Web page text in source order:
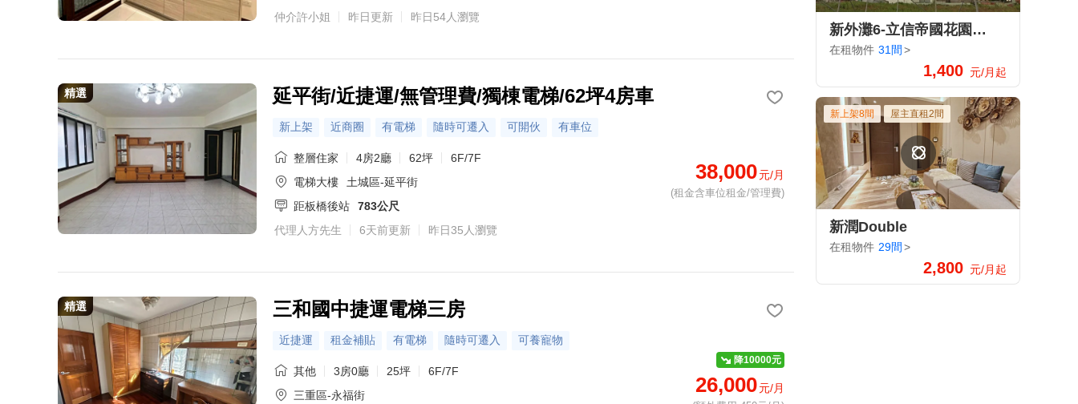
仲介許小姐
昨日更新 昨日54人瀏覽
精選 延平街/近捷運/無管理費/獨棟電梯/62坪4房車
新上架 近商圈 有電梯 隨時可遷入 可開伙 有車位
整層住家 4房2廳 62坪
6F/7F
電梯大樓
土城區-延平街
距板橋後站
783公尺
代理人方先生
6天前更新 昨日35人瀏覽
38,000元/月
(租金含車位租金/管理費)
精選 三和國中捷運電梯三房
近捷運 租金補貼 有電梯 隨時可遷入 可養寵物
其他 3房0廳 25坪
6F/7F
三重區-永福街
降10000元
26,000元/月
新外灘6-立信帝國花園廣場
在租物件 31間 >
1,400 元/月起
新上架8間 屋主直租2間
新潤Double
在租物件 29間 >
2,800 元/月起